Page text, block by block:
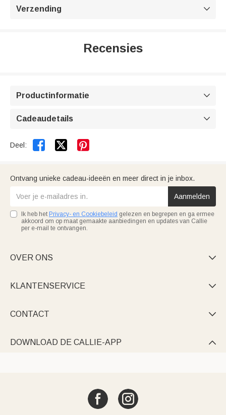
Verzending 
Recensies
Productinformatie 
Cadeaudetails 
Deel:  
Ontvang unieke cadeau-ideeën en meer direct in je inbox.
Aanmelden
Ik heb het Privacy- en Cookiebeleid gelezen en begrepen en ga ermee
akkoord om op maat gemaakte aanbiedingen en updates van Callie
per e-mail te ontvangen.
OVER ONS 
KLANTENSERVICE 
CONTACT 
DOWNLOAD DE CALLIE-APP 